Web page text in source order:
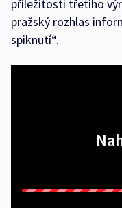
příležitosti třetího
pražský rozhlas
spiknutí“.